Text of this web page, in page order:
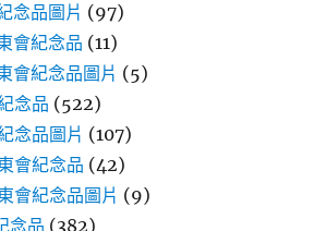
念品圖片 (97)
會紀念品 (11)
會紀念品圖片 (5)
念品 (522)
念品圖片 (107)
會紀念品 (42)
會紀念品圖片 (9)
念品 (382)